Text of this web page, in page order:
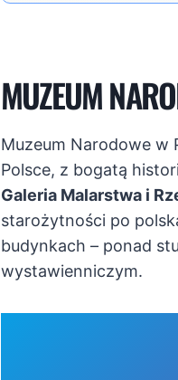
MUZEUM
Muzeum Narodowe w
Polsce, z bogatą
Galeria Malarstwa i
starożytności po
budynkach – ponad
wystawienniczym.